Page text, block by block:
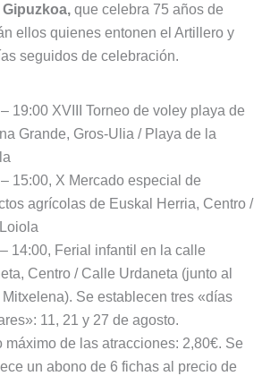
que celebra 75 años de
ellos quienes entonen el Artillero y
seguidos de celebración.
19:00 XVIII Torneo de voley playa de
Grande, Gros-Ulia / Playa de la
15:00, X Mercado especial de
agrícolas de Euskal Herria, Centro /
14:00, Ferial infantil en la calle
Centro / Calle Urdaneta (junto al
Mitxelena). Se establecen tres «días
11, 21 y 27 de agosto.
máximo de las atracciones: 2,80€. Se
un abono de 6 fichas al precio de